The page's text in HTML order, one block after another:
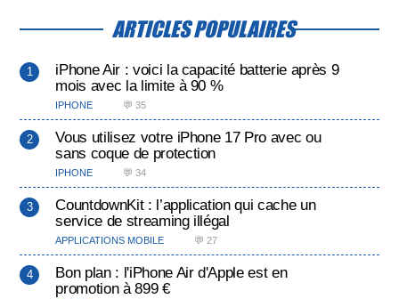
ARTICLES POPULAIRES
iPhone Air : voici la capacité batterie après 9
mois avec la limite à 90 %
IPHONE 💬 35
Vous utilisez votre iPhone 17 Pro avec ou
sans coque de protection
IPHONE 💬 34
CountdownKit : l’application qui cache un
service de streaming illégal
APPLICATIONS MOBILE 💬 27
Bon plan : l'iPhone Air d'Apple est en
promotion à 899 €